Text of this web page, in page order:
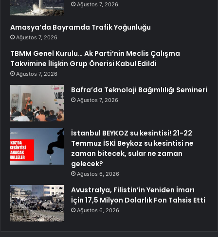
Ağustos 7, 2026
Amasya’da Bayramda Trafik Yoğunluğu
Ağustos 7, 2026
TBMM Genel Kurulu… Ak Parti’nin Meclis Çalışma
Takvimine İlişkin Grup Önerisi Kabul Edildi
Ağustos 7, 2026
Bafra’da Teknoloji Bağımlılığı Semineri
Ağustos 7, 2026
İstanbul BEYKOZ su kesintisi! 21-22
Temmuz İSKİ Beykoz su kesintisi ne
zaman bitecek, sular ne zaman
gelecek?
Ağustos 6, 2026
Avustralya, Filistin’in Yeniden İmarı
İçin 17,5 Milyon Dolarlık Fon Tahsis Etti
Ağustos 6, 2026